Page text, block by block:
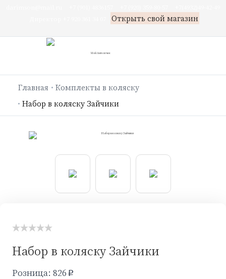
Открыть свой магазин
Главная
Комплекты в коляску
Набор в коляску Зайчики
Набор в коляску Зайчики
Розница: 826 p